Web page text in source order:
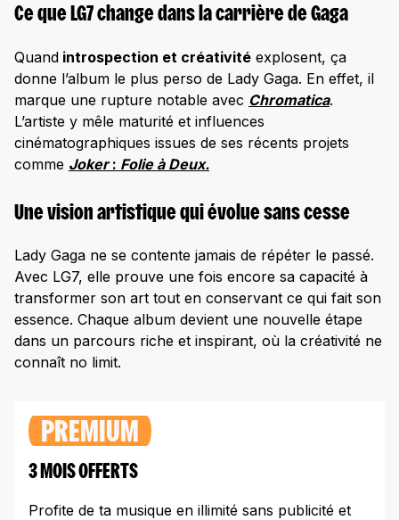
Ce que LG7 change dans la carrière de Gaga
Quand introspection et créativité explosent, ça
donne l’album le plus perso de Lady Gaga. En effet, il
marque une rupture notable avec Chromatica.
L’artiste y mêle maturité et influences
cinématographiques issues de ses récents projets
comme Joker: Folie à Deux.
Une vision artistique qui évolue sans cesse
Lady Gaga ne se contente jamais de répéter le passé.
Avec LG7, elle prouve une fois encore sa capacité à
transformer son art tout en conservant ce qui fait son
essence. Chaque album devient une nouvelle étape
dans un parcours riche et inspirant, où la créativité ne
connaît no limit.
PREMIUM
3 MOIS OFFERTS
Profite de ta musique en illimité sans publicité et